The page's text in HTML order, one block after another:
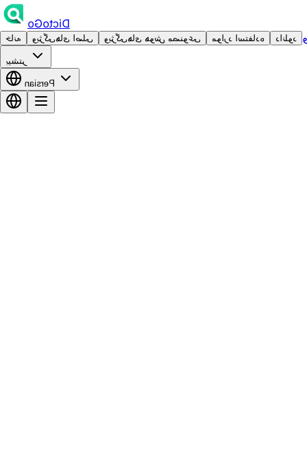
DictoGo
خانه ویژگی‌های اصلی ویژگی‌های هوش مصنوعی موارد استفاده دانلود
بیشتر